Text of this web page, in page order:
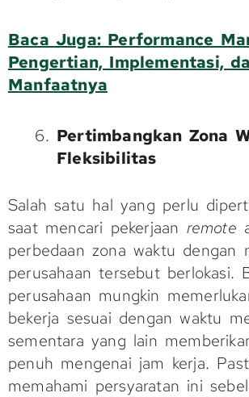
Baca Juga: Performance
Pengertian, Implementasi,
Manfaatnya
Pertimbangkan Zona
Fleksibilitas
Salah satu hal yang perlu
saat mencari pekerjaan remote
perbedaan zona waktu dengan
perusahaan tersebut berlokasi.
perusahaan mungkin
bekerja sesuai dengan waktu
sementara yang lain
penuh mengenai jam kerja.
memahami persyaratan ini